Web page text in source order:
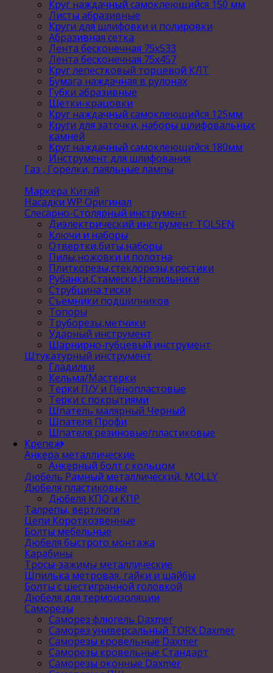
Круг наждачный самоклеющийся 150 мм
Листы абразивные
Круги для шлифовки и полировки
Абразивная сетка
Лента бесконечная 75х533
Лента бесконечная 75х457
Круг лепестковый торцевой КЛТ
Бумага наждачная в рулонах
Губки абразивные
Щетки-крацовки
Круг наждачный самоклеющийся 125мм
Круги для заточки, наборы шлифовальных
камней
Круг наждачный самоклеющийся 180мм
Инструмент для шлифования
Газ , Горелки, паяльные лампы
Маркера Китай
Насадки WP Оригинал
Слесарно-Столярный инструмент
Диэлектрический инструмент TOLSEN
Ключи и наборы
Отвертки,биты,наборы
Пилы,ножовки и полотна
Плиткорезы,стеклорезы,крестики
Рубанки,Стамески,Напильники
Струбцина,тиски
Съемники подшипников
Топоры
Труборезы,метчики
Ударный инструмент
Шарнирно-губцевый инструмент
Штукатурный инструмент
Гладилки
Кельма/Мастерки
Терки П/У и Пенопластовые
Терки с покрытиями
Шпатель малярный Черный
Шпателя Профи
Шпателя резиновые/пластиковые
Крепеж
Анкера металлические
Анкерный болт с кольцом
Дюбель Рамный металлический, MOLLY
Дюбеля пластиковые
Дюбеля КПО и КПР
Талрепы, вертлюги
Цепи Короткозвенные
Болты мебельные
Дюбеля быстрого монтажа
Карабины
Тросы-зажимы металлические
Шпилька метровая, гайки и шайбы
Болты с шестигранной головкой
Дюбеля для термоизоляции
Саморезы
Саморез флюгель Daxmer
Саморез универсальный TORX Daxmer
Саморезы кровельные Daxmer
Саморезы кровельные Стандарт
Саморезы оконные Daxmer